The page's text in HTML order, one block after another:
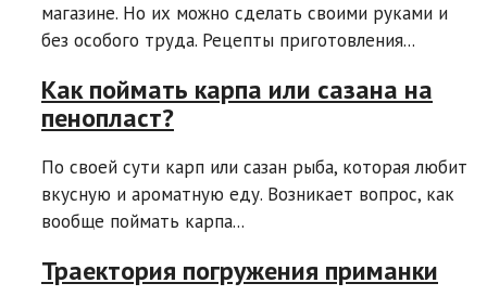
магазине. Но их можно сделать своими руками и
без особого труда. Рецепты приготовления...
Как поймать карпа или сазана на
пенопласт?
По своей сути карп или сазан рыба, которая любит
вкусную и ароматную еду. Возникает вопрос, как
вообще поймать карпа...
Траектория погружения приманки